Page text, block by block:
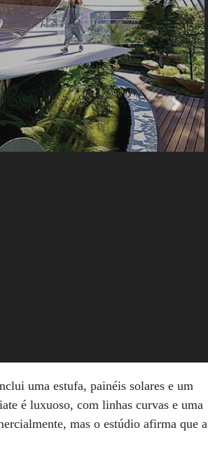
Next
uma estufa, painéis solares e um
é luxuoso, com linhas curvas e uma
mas o estúdio afirma que a